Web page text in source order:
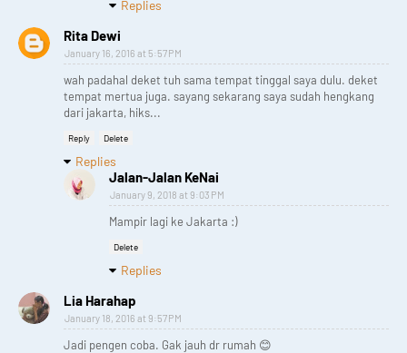
Replies
Rita Dewi
January 16, 2016 at 5:57 PM
wah padahal deket tuh sama tempat tinggal saya dulu. deket
tempat mertua juga. sayang sekarang saya sudah hengkang
dari jakarta, hiks...
Reply Delete
Replies
Jalan-Jalan KeNai
January 9, 2018 at 9:03 PM
Mampir lagi ke Jakarta :)
Delete
Replies
Lia Harahap
January 18, 2016 at 9:57 PM
Jadi pengen coba. Gak jauh dr rumah 😊